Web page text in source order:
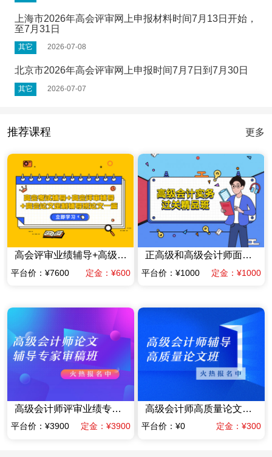
上海市2026年高会评审网上申报材料时间7月13日开始，
至7月31日
其它 2026-07-08
北京市2026年高会评审网上申报时间7月7日到7月30日
其它 2026-07-07
推荐课程 更多
高会评审业绩辅导+高级会计师高质量论文辅导班一篇（赠送当年高会考试辅导课程）
平台价：¥7600 定金：¥600
正高级和高级会计师面试答辩专项专家辅导班
平台价：¥1000 定金：¥1000
高级会计师评审业绩专家指导班业绩材料提前规划班（含答辩）（限时优惠价格）
平台价：¥3900 定金：¥3900
高级会计师高质量论文辅导班（赠送当年考试辅导课程）
平台价：¥0 定金：¥300